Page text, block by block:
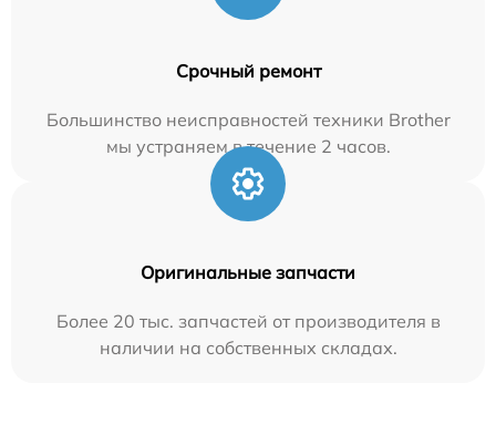
Срочный ремонт
Большинство неисправностей техники Brother
мы устраняем в течение 2 часов.
Оригинальные запчасти
Более 20 тыс. запчастей от производителя в
наличии на собственных складах.